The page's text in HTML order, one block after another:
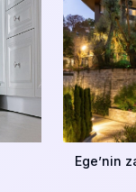
Ege’nin